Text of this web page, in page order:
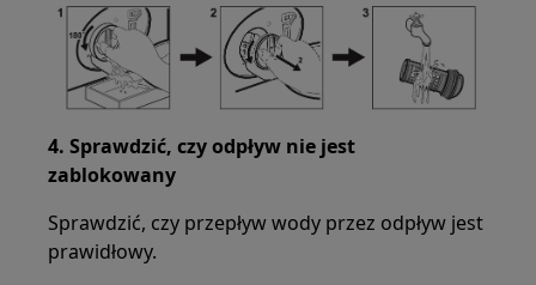
4. Sprawdzić, czy odpływ nie jest
zablokowany
Sprawdzić, czy przepływ wody przez odpływ jest
prawidłowy.